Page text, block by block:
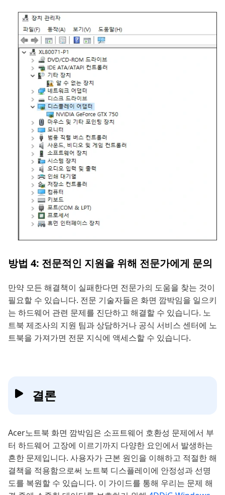
방법 4: 전문적인 지원을 위해 전문가에게 문의
만약 모든 해결책이 실패한다면 전문가의 도움을 찾는 것이
필요할 수 있습니다. 전문 기술자들은 화면 깜박임을 일으키
는 하드웨어 관련 문제를 진단하고 해결할 수 있습니다. 노
트북 제조사의 지원 팀과 상담하거나 공식 서비스 센터에 노
트북을 가져가면 전문 지식에 액세스할 수 있습니다.
결론
Acer노트북 화면 깜박임은 소프트웨어 호환성 문제에서 부
터 하드웨어 고장에 이르기까지 다양한 요인에서 발생하는
흔한 문제입니다. 사용자가 근본 원인을 이해하고 적절한 해
결책을 적용함으로써 노트북 디스플레이에 안정성과 선명
도를 복원할 수 있습니다. 이 가이드를 통해 우리는 문제 해